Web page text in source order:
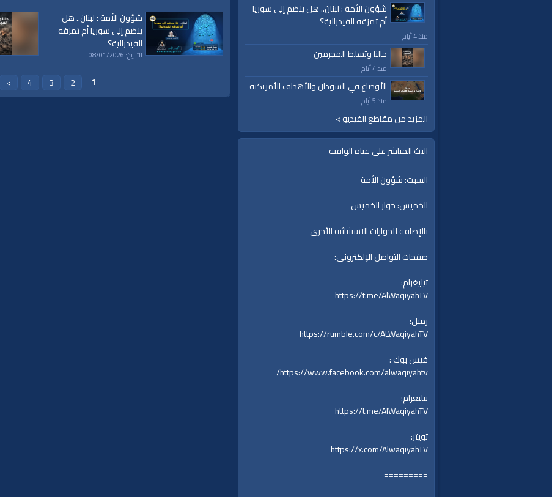
شؤون الأمة : لبنان.. هل ينضم إلى سوريا
أم تمزقه الفيدرالية؟
منذ 4 أيام
حالنا وتسلط المجرمين
منذ 4 أيام
الأوضاع في السودان والأهداف الأمريكية
منذ 5 أيام
المزيد من مقاطع الفيديو >
البث المباشر على قناة الواقية
السبت: شؤون الأمة
الخميس: حوار الخميس
بالإضافة للحوارات الاستثنائية الأخرى
صفحات التواصل الإلكتروني:
تيليغرام:
https://t.me/AlWaqiyahTV
رمبل:
https://rumble.com/c/ALWaqiyahTV
فيس بوك :
https://www.facebook.com/alwaqiyahtv/
تيليغرام:
https://t.me/AlWaqiyahTV
تويتر:
https://x.com/AlwaqiyahTV
=========
شؤون الأمة : لبنان.. هل
ينضم إلى سوريا أم تمزقه
الفيدرالية؟
التاريخ: 08/01/2026
1
2
3
4
>